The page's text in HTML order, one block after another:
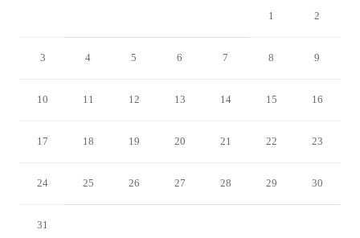
1 2
3 4 5 6 7 8 9
10 11 12 13 14 15 16
17 18 19 20 21 22 23
24 25 26 27 28 29 30
31